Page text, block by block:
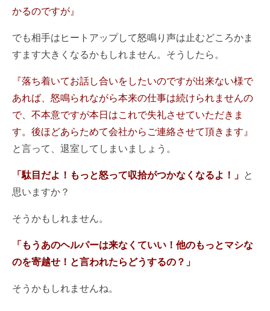
かるのですが』
でも相手はヒートアップして怒鳴り声は止むどころかま
すます大きくなるかもしれません。そうしたら。
『落ち着いてお話し合いをしたいのですが出来ない様で
あれば、怒鳴られながら本来の仕事は続けられませんの
で、不本意ですが本日はこれで失礼させていただきま
す。後ほどあらためて会社からご連絡させて頂きます』
と言って、退室してしまいましょう。
「駄目だよ！もっと怒って収拾がつかなくなるよ！」 と
思いますか？
そうかもしれません。
「もうあのヘルパーは来なくていい！他のもっとマシな
のを寄越せ！ と言われたらどうするの？」
そうかもしれませんね。